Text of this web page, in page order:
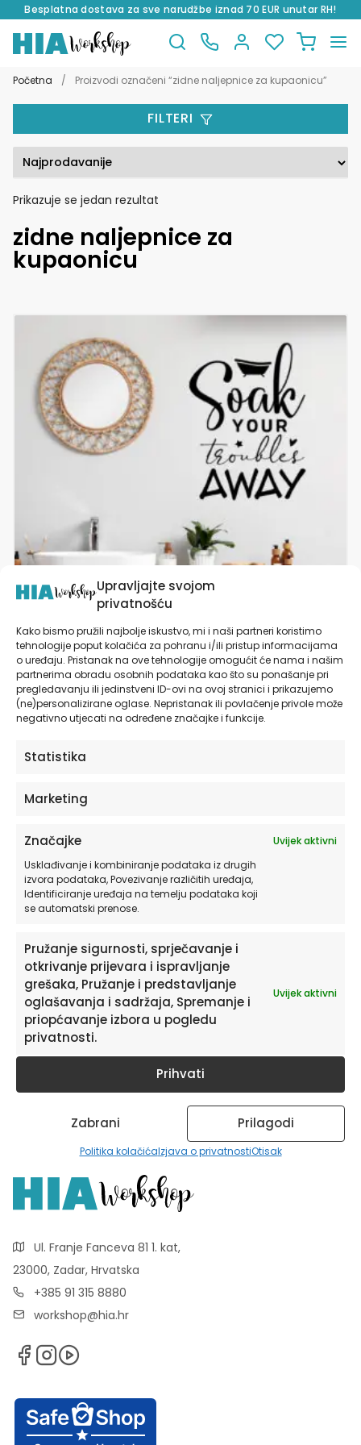
Upravljajte svojom
privatnošću
Kako bismo pružili najbolje iskustvo, mi i naši partneri koristimo
tehnologije poput kolačića za pohranu i/ili pristup informacijama
o uređaju. Pristanak na ove tehnologije omogućit će nama i našim
partnerima obradu osobnih podataka kao što su ponašanje pri
pregledavanju ili jedinstveni ID-ovi na ovoj stranici i prikazujemo
(ne)personalizirane oglase. Nepristanak ili povlačenje privole može
negativno utjecati na određene značajke i funkcije.
Statistika
Marketing
Značajke
Uvijek aktivni
Usklađivanje i kombiniranje podataka iz drugih
izvora podataka, Povezivanje različitih uređaja,
Identificiranje uređaja na temelju podataka koji
se automatski prenose.
Pružanje sigurnosti, sprječavanje i
otkrivanje prijevara i ispravljanje
grešaka, Pružanje i predstavljanje
oglašavanja i sadržaja, Spremanje i
priopćavanje izbora u pogledu
privatnosti.
Uvijek aktivni
Prihvati
Zabrani Prilagodi
Politika kolačićaIzjava o privatnostiOtisak
Besplatna dostava za sve narudžbe iznad 70 EUR unutar RH!
na
do
Početna / Proizvodi označeni “zidne naljepnice za kupaonicu”
Prikazuje se jedan rezultat
zidne naljepnice za
kupaonicu
Zidne Naljepnice Za Zid Kupaonice | Soak Your
Troubbles Away
od19,90€
proizvod
više
varijanti.
Opcije
FILTERI
Pretplatite se na naš Newsletter
Želite primati savjete i zanimljivosti o uređenju doma te
informacije o novim proizvodima i pogodnostima?
Ul. Franje Fanceva 81 1. kat,
23000, Zadar, Hrvatska
+385 91 315 8880
workshop@hia.hr